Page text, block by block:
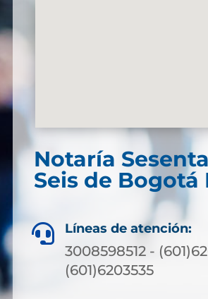
Notaría
Seis de Bogotá
 Líneas de atención:
3008598512 -
(601)6203535